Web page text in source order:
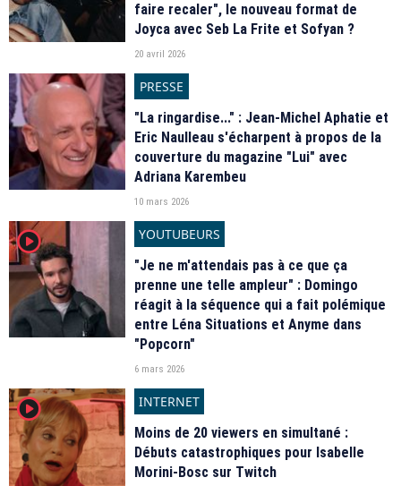
faire recaler", le nouveau format de
Joyca avec Seb La Frite et Sofyan ?
20 avril 2026
PRESSE
"La ringardise..." : Jean-Michel Aphatie et
Eric Naulleau s'écharpent à propos de la
couverture du magazine "Lui" avec
Adriana Karembeu
10 mars 2026
player2
YOUTUBEURS
"Je ne m'attendais pas à ce que ça
prenne une telle ampleur" : Domingo
réagit à la séquence qui a fait polémique
entre Léna Situations et Anyme dans
"Popcorn"
6 mars 2026
player2
INTERNET
Moins de 20 viewers en simultané :
Débuts catastrophiques pour Isabelle
Morini-Bosc sur Twitch